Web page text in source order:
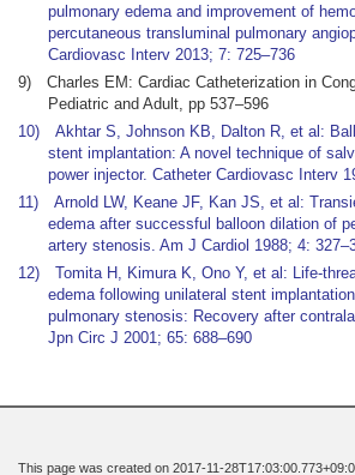
pulmonary edema and improvement of
percutaneous transluminal pulmonary
Cardiovasc Interv 2013; 7: 725–736
9) Charles EM: Cardiac Catheterization in
Pediatric and Adult, pp 537–596
10) Akhtar S, Johnson KB, Dalton R, et al:
stent implantation: A novel technique of
power injector. Catheter Cardiovasc Interv
11) Arnold LW, Keane JF, Kan JS, et al:
edema after successful balloon dilation of
artery stenosis. Am J Cardiol 1988; 4:
12) Tomita H, Kimura K, Ono Y, et al: Life-
edema following unilateral stent
pulmonary stenosis: Recovery after
Jpn Circ J 2001; 65: 688–690
This page was created on 2017-11-